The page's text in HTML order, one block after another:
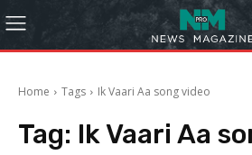
Home Tags Ik Vaari Aa song video
Tag: Ik Vaari Aa